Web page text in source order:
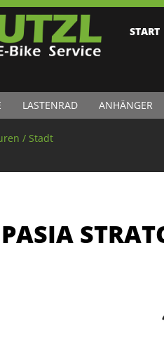
START
LASTENRAD ANHÄNGER
/ Stadt